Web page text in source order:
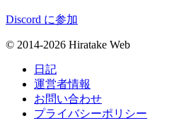
Discord に参加
© 2014-2026 Hiratake Web
日記
運営者情報
お問い合わせ
プライバシーポリシー